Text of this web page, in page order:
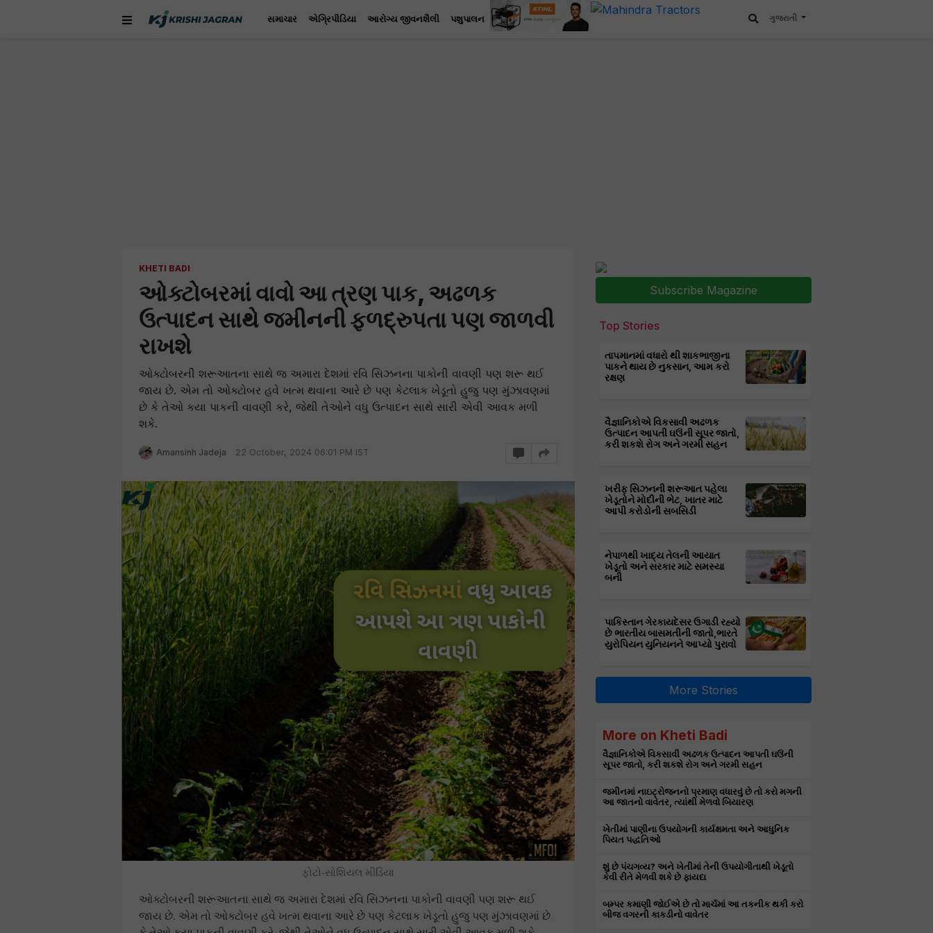
સમાચાર એગ્રિપીડિયા આરોગ્ય જીવનશૈલી પશુપાલન ગુજરાતી
KHETI BADI
ઓક્ટોબરમાં વાવો આ ત્રણ પાક, અઢળક
ઉત્પાદન સાથે જમીનની ફળદ્રુપતા પણ જાળવી
રાખશે
ઓક્ટોબરની શરૂઆતના સાથે જ અમારા દેશમાં રવિ સિઝનના પાકોની વાવણી પણ શરૂ થઈ
જાય છે. એમ તો ઓક્ટોબર હવે ખત્મ થવાના આરે છે પણ કેટલાક ખેડૂતો હુજુ પણ મુંઝાવણમાં
છે કે તેઓ કયા પાકની વાવણી કરે, જેથી તેઓને વધુ ઉત્પાદન સાથે સારી એવી આવક મળી
શકે.
Amansinh Jadeja 22 October, 2024 06:01 PM IST
ફોટો-સોશિયલ મીડિયા
ઓક્ટોબરની શરૂઆતના સાથે જ અમારા દેશમાં રવિ સિઝનના પાકોની વાવણી પણ શરૂ થઈ
જાય છે. એમ તો ઓક્ટોબર હવે ખત્મ થવાના આરે છે પણ કેટલાક ખેડૂતો હુજુ પણ મુંઝાવણમાં છે
Subscribe Magazine
Top Stories
તાપમાનમાં વધારો થી શાકભાજીના
પાકને થાય છે નુકસાન, આમ કરો
રક્ષણ
વૈજ્ઞાનિકોએ વિકસાવી અઢળક
ઉત્પાદન આપતી ઘઉંની સૂપર જાતો,
કરી શકશે રોગ અને ગરમી સહન
ખરીફ સિઝનની શરૂઆત પહેલા
ખેડૂતોને મોદીની ભેટ, ખાતર માટે
આપી કરોડોની સબસિડી
નેપાળથી ખાદ્ય તેલની આયાત
ખેડૂતો અને સરકાર માટે સમસ્યા
બની
પાકિસ્તાન ગેરકાયદેસર ઉગાડી રહ્યો
છે ભારતીય બાસમતીની જાતો,ભારતે
યુરોપિયન યુનિયનને આપ્યો પુરાવો
More Stories
More on Kheti Badi
વૈજ્ઞાનિકોએ વિકસાવી અઢળક ઉત્પાદન આપતી ઘઉંની
સૂપર જાતો, કરી શકશે રોગ અને ગરમી સહન
જમીનમાં નાઇટ્રોજનનો પ્રમાણ વધારવું છે તો કરો મગની
આ જાતનો વાવેતર, ત્યાંથી મેળવો બિયારણ
ખેતીમાં પાણીના ઉપયોગની કાર્યક્ષમતા અને આધુનિક
પિયત પદ્ધતિઓ
શું છે પંચગવ્ય? અને ખેતીમાં તેની ઉપયોગીતાથી ખેડૂતો
કેવી રીતે મેળવી શકે છે ફાયદા
બમ્પર કમાણી જોઈએ છે તો માર્ચમાં આ તકનીક થકી કરો
બીજ વગરની કાકડીનો વાવેતર